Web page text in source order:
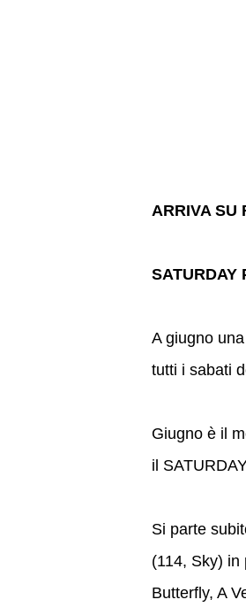
ARRIVA SU
SATURDAY
A giugno
tutti i sabati
Giugno è il
il
Si parte
(114, Sky)
Butterfly, A